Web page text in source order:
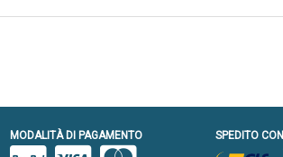
MODALITÀ DI PAGAMENTO SPEDITO CON